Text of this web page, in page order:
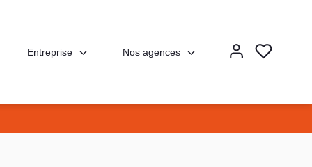
Entreprise Nos agences